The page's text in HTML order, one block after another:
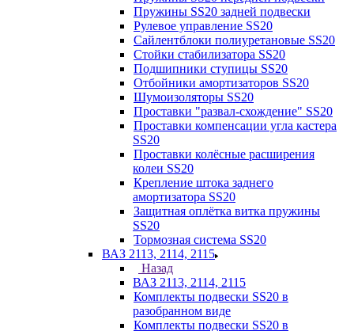
Пружины SS20 задней подвески
Рулевое управление SS20
Сайлентблоки полиуретановые SS20
Стойки стабилизатора SS20
Подшипники ступицы SS20
Отбойники амортизаторов SS20
Шумоизоляторы SS20
Проставки "развал-схождение" SS20
Проставки компенсации угла кастера
SS20
Проставки колёсные расширения
колеи SS20
Крепление штока заднего
амортизатора SS20
Защитная оплётка витка пружины
SS20
Тормозная система SS20
ВАЗ 2113, 2114, 2115
Назад
ВАЗ 2113, 2114, 2115
Комплекты подвески SS20 в
разобранном виде
Комплекты подвески SS20 в